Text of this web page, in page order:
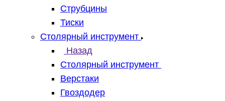
Струбцины
Тиски
Столярный инструмент
Назад
Столярный инструмент
Верстаки
Гвоздодер